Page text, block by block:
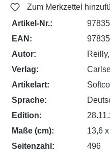
Zum Merkzettel
Artikel-Nr.:
EAN:
Autor:
Verlag:
Artikelart:
Sprache:
Edition:
Maße (cm):
13,6
Seitenzahl:
496